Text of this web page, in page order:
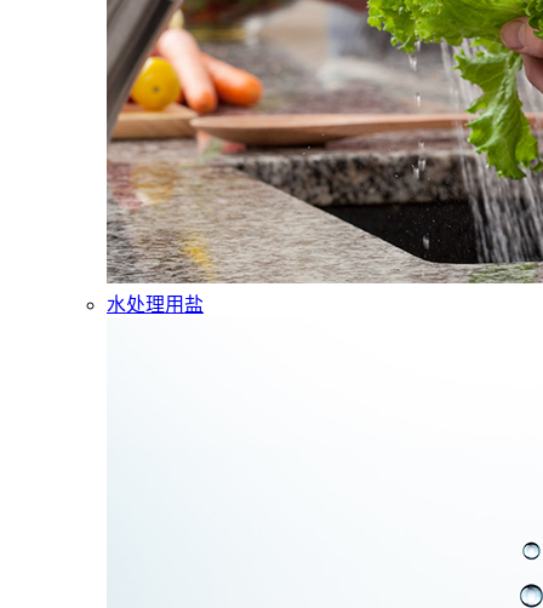
水处理用盐